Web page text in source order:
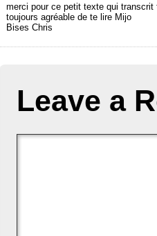
merci pour ce petit texte qui transcrit
toujours agréable de te lire Mijo
Bises Chris
Leave a